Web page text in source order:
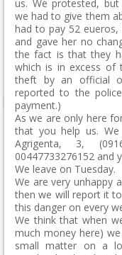
us. We protested,
we had to give them
had to pay 52
and gave her no
the fact is that they
which is in excess of
theft by an official
reported to the
payment.)
As we are only here
that you help us.
Agrigenta, 3,
00447733276152
We leave on Tuesday.
We are very unhappy
then we will report it
this danger on every
We think that when
much money here)
small matter on a